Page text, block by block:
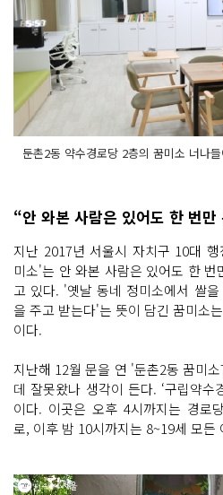
둔촌2동 약수경로당 2층의 꿈미소 너나
“안 와본 사람은 있어도 한 번
지난 2017년 서울시 자치구 10대
미소'는 안 와본 사람은 있어도 한
고 있다. '옛날 동네 정미소에서 쌀
을 주고 받는다'는 뜻이 담긴 꿈미소
이다.
지난해 12월 문을 연 '둔촌2동 꿈미
데 잘못왔나 생각이 든다. ‘구립약수
이다. 이곳은 오후 4시까지는 경로
로, 이후 밤 10시까지는 8~19세 모든